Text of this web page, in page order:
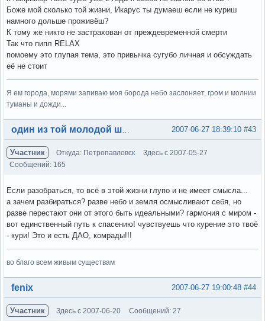
Боже мой сколько той жизни, Икарус ты думаеш если не куриш
намного дольше проживёш?
К тому же никто не застрахован от преждевременной смерти
Так что пипл RELAX
помоему это глупая тема, это привычка сугубо личная и обсуждать
её не стоит
Я ем города, морями запиваю моя борода небо заслоняет, гром и молнии
туманы и дожди...
Вне форума #43
2007-06-27 18:39:10
Участник Откуда: Петропавловск
Здесь с 2007-05-27
Сообщений: 165
Если разобраться, то всё в этой жизни глупо и не имеет смысла...
а зачем разбираться? разве небо и земля осмысливают себя, но
разве перестают они от этого быть идеальными? гармония с миром -
вот единственный путь к спасению! чувствуешь что курение это твоё
- кури! Это и есть ДАО, комрады!!!
во благо всем живым существам
Вне форума #44
2007-06-27 19:00:48
fenix
Участник Здесь с 2007-06-20 Сообщений: 27